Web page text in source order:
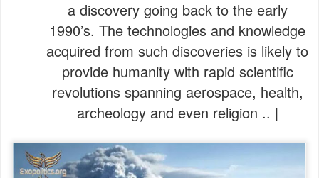
a discovery going back to the early
1990’s. The technologies and knowledge
acquired from such discoveries is likely to
provide humanity with rapid scientific
revolutions spanning aerospace, health,
archeology and even religion .. |